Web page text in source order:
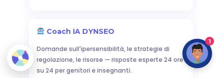
Coach IA DYNSEO
Domande sull'ipersensibilità, le strategie di
regolazione, le risorse — risposte esperte 24 ore
su 24 per genitori e insegnanti.
1